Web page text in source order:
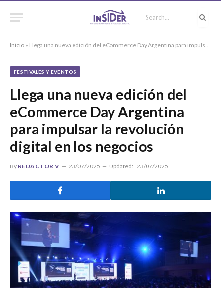
Inicio » Llega una nueva edición del eCommerce Day Argentina para impulsar la revolución digital en los negocios
FESTIVALES Y EVENTOS
Llega una nueva edición del
eCommerce Day Argentina
para impulsar la revolución
digital en los negocios
By REDACTOR V 23/07/2025 Updated: 23/07/2025